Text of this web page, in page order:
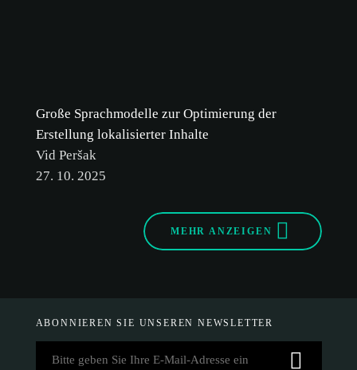
Große Sprachmodelle zur Optimierung der
Erstellung lokalisierter Inhalte
Vid Peršak
27. 10. 2025
MEHR ANZEIGEN
ABONNIEREN SIE UNSEREN NEWSLETTER